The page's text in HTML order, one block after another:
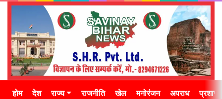
होम देश राज्य राजनीति खेल मनोरंजन अपराध